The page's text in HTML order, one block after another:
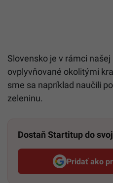
Slovensko je v rámci
ovplyvňované okolitými
sme sa napríklad naučili
zeleninu.
Dostaň Startitup do
Pridať ako